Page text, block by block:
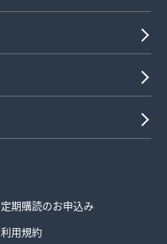
定期購読のお申込み
利用規約